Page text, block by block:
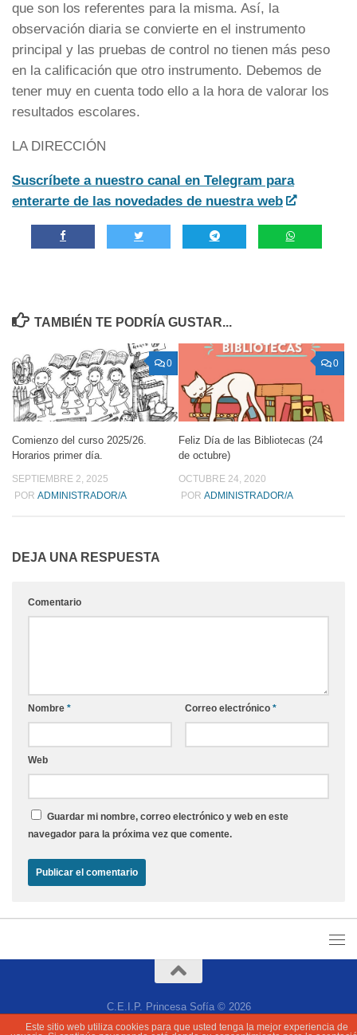
que son los referentes para la misma. Así, la
observación diaria se convierte en el instrumento
principal y las pruebas de control no tienen más peso
en la calificación que otro instrumento. Debemos de
tener muy en cuenta todo ello a la hora de valorar los
resultados escolares.
LA DIRECCIÓN
Suscríbete a nuestro canal en Telegram para
enterarte de las novedades de nuestra web
TAMBIÉN TE PODRÍA GUSTAR...
0
Comienzo del curso 2025/26.
Horarios primer día.
SEPTIEMBRE 2, 2025
POR ADMINISTRADOR/A
0
Feliz Día de las Bibliotecas (24
de octubre)
OCTUBRE 24, 2020
POR ADMINISTRADOR/A
DEJA UNA RESPUESTA
Comentario
Nombre * Correo electrónico *
Web
Guardar mi nombre, correo electrónico y web en este
navegador para la próxima vez que comente.
C.E.I.P. Princesa Sofía © 2026
Este sitio web utiliza cookies para que usted tenga la mejor experiencia de